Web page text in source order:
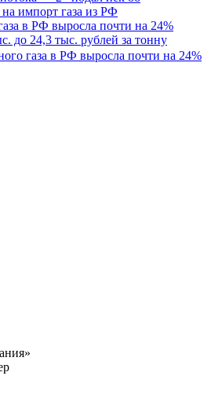
в РФ выросла почти на 24%
до 24,3 тыс. рублей за тонну